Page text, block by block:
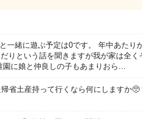
一緒に遊ぶ予定は0です。 年中あたりか
りという話を聞きますが我が家は全く
園に娘と仲良しの子もあまりおら…
省土産持って行くなら何にしますか🥺